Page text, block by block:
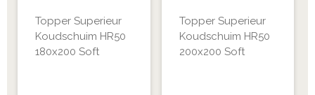
Topper Superieur
Koudschuim HR50
180x200 Soft
Topper Superieur
Koudschuim HR50
200x200 Soft